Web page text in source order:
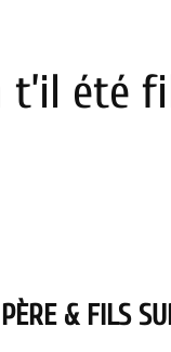
t’il été
& FILS